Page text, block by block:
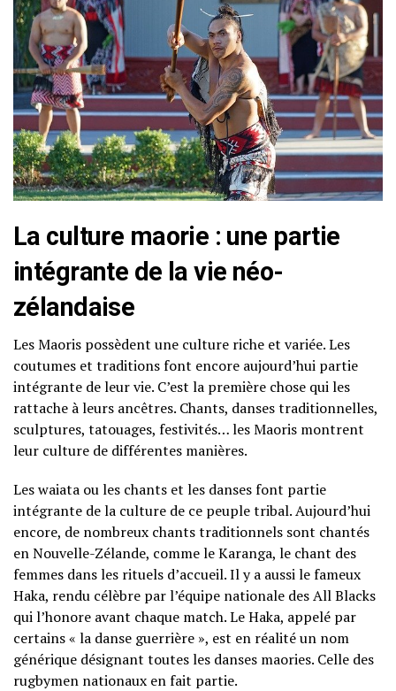
La culture maorie : une partie
intégrante de la vie néo-
zélandaise
Les Maoris possèdent une culture riche et variée. Les
coutumes et traditions font encore aujourd’hui partie
intégrante de leur vie. C’est la première chose qui les
rattache à leurs ancêtres. Chants, danses traditionnelles,
sculptures, tatouages, festivités… les Maoris montrent
leur culture de différentes manières.
Les waiata ou les chants et les danses font partie
intégrante de la culture de ce peuple tribal. Aujourd’hui
encore, de nombreux chants traditionnels sont chantés
en Nouvelle-Zélande, comme le Karanga, le chant des
femmes dans les rituels d’accueil. Il y a aussi le fameux
Haka, rendu célèbre par l’équipe nationale des All Blacks
qui l’honore avant chaque match. Le Haka, appelé par
certains « la danse guerrière », est en réalité un nom
générique désignant toutes les danses maories. Celle des
rugbymen nationaux en fait partie.